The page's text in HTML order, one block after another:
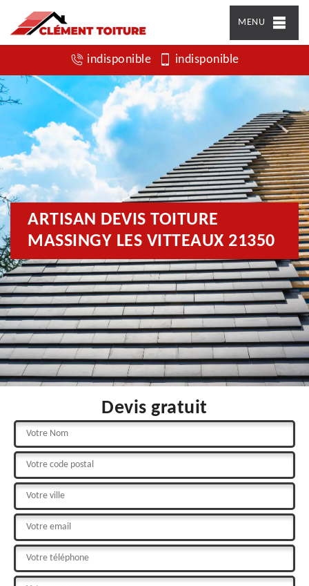
MENU
indisponible indisponible
ARTISAN DEVIS TOITURE
MASSINGY LES VITTEAUX 21350
Devis gratuit